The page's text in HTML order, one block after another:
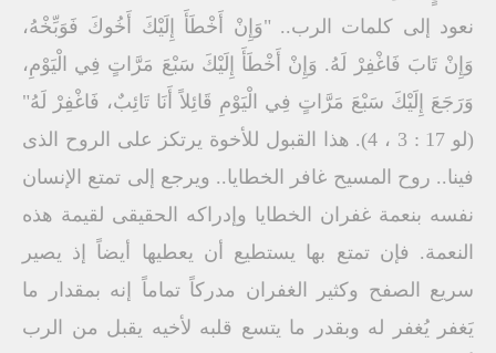
نعود إلى كلمات الرب.. "وَإِنْ أَخْطَأَ إِلَيْكَ أَخُوكَ فَوَبِّخْهُ،
وَإِنْ تَابَ فَاغْفِرْ لَهُ. وَإِنْ أَخْطَأَ إِلَيْكَ سَبْعَ مَرَّاتٍ فِي الْيَوْمِ،
وَرَجَعَ إِلَيْكَ سَبْعَ مَرَّاتٍ فِي الْيَوْمِ قَائِلاً أَنَا تَائِبٌ، فَاغْفِرْ لَهُ"
(لو 17 : 3 ، 4). هذا القبول للأخوة يرتكز على الروح الذى
فينا.. روح المسيح غافر الخطايا.. ويرجع إلى تمتع الإنسان
نفسه بنعمة غفران الخطايا وإدراكه الحقيقى لقيمة هذه
النعمة. فإن تمتع بها يستطيع أن يعطيها أيضاً إذ يصير
سريع الصفح وكثير الغفران مدركاً تماماً إنه بمقدار ما
يَغفر يُغفر له وبقدر ما يتسع قلبه لأخيه يقبل من الرب